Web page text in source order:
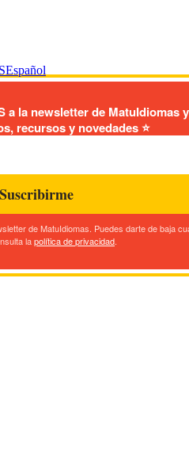
Español
a la newsletter de MatuIdiomas y
recursos y novedades⭐
Suscribirme
de MatuIdiomas. Puedes darte de baja
lapolítica de privacidad.